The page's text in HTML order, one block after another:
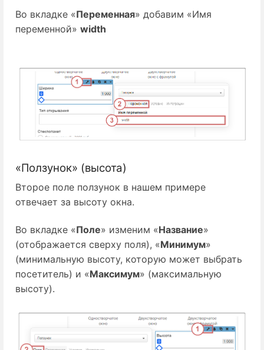
Во вкладке «Переменная» добавим «Имя
переменной» width
«Ползунок» (высота)
Второе поле ползунок в нашем примере
отвечает за высоту окна.
Во вкладке «Поле» изменим «Название»
(отображается сверху поля), «Минимум»
(минимальную высоту, которую может выбрать
посетитель) и «Максимум» (максимальную
высоту).